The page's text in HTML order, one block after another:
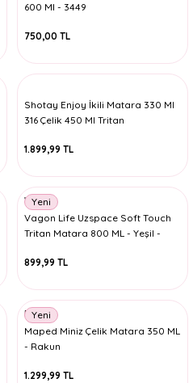
600 Ml - 3449
750,00 TL
Shotay Enjoy İkili Matara 330 Ml
316 Çelik 450 Ml Tritan
1.899,99 TL
Yeni
Vagon
Vagon Life Uzspace Soft Touch
Tritan Matara 800 ML - Yeşil -
899,99 TL
Yeni
Maped
Maped Miniz Çelik Matara 350 ML
- Rakun
1.299,99 TL